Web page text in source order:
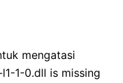
mengatasi
1-0.dll is missing